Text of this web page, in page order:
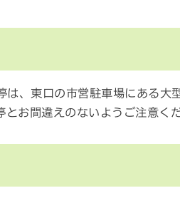
は、東口の市営駐車場にある大
とお間違えのないようご注意くだ